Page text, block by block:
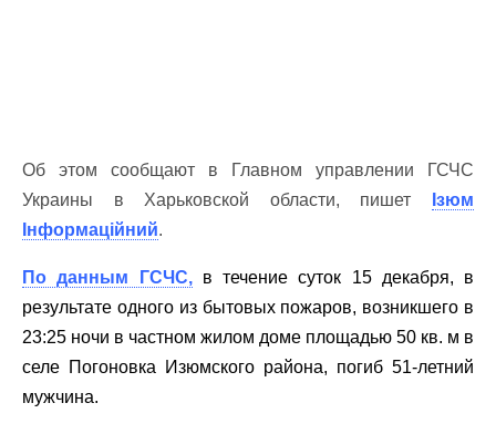
Об этом сообщают в Главном управлении ГСЧС
Украины в Харьковской области, пишет
Ізюм
Інформаційний.
По данным ГСЧС,в течение суток 15 декабря, в
результате одного из бытовых пожаров, возникшего в
23:25 ночи в частном жилом доме площадью 50 кв. м в
селе Погоновка Изюмского района, погиб 51-летний
мужчина.